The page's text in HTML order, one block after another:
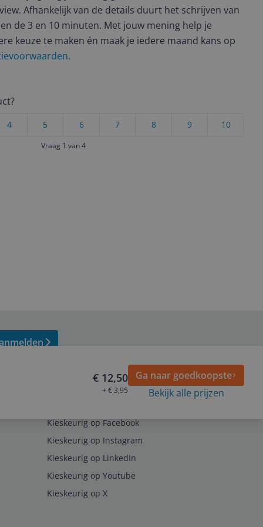
Afhankelijk van de details duurt het schrijven van
de 3 en 10 minuten. Met jouw mening help je
keuze te maken én maak je iedere maand kans op
10
9
8
7
6
5
4
Vraag 1 van 4
€ 12,50
+ € 3,95
Ga naar goedkoopste
Bekijk alle prijzen
Kieskeurig op Facebook
Kieskeurig op Instagram
Kieskeurig op LinkedIn
Kieskeurig op Youtube
Kieskeurig op X